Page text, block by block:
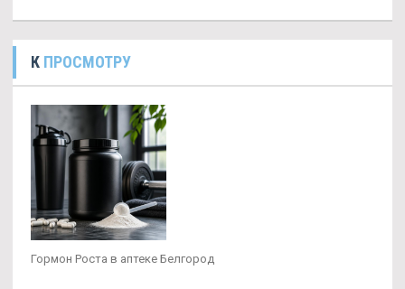
К ПРОСМОТРУ
Гормон Роста в аптеке Белгород